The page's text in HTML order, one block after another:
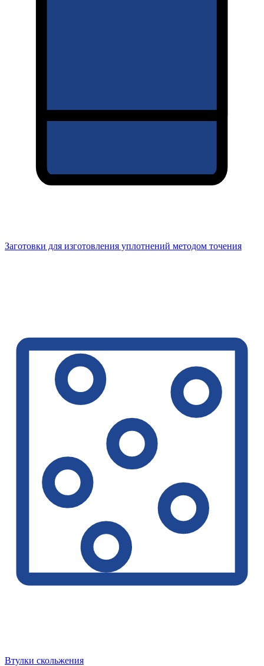
Заготовки для изготовления уплотнений методом точения
Втулки скольжения